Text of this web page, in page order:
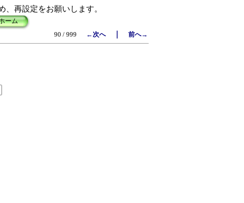
再設定をお願いします。
ーム
90 / 999
←次へ｜ 前へ→